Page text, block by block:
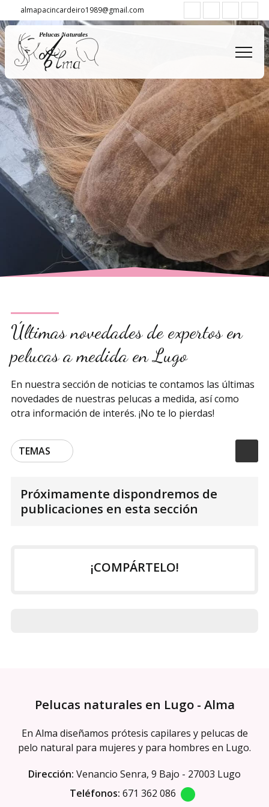
almapacincardeiro1989@gmail.com
Últimas novedades de expertos en
pelucas a medida en Lugo
En nuestra sección de noticias te contamos las últimas
novedades de nuestras pelucas a medida, así como
otra información de interés. ¡No te lo pierdas!
TEMAS
Próximamente dispondremos de
publicaciones en esta sección
¡COMPÁRTELO!
Pelucas naturales en Lugo - Alma
En Alma diseñamos prótesis capilares y pelucas de
pelo natural para mujeres y para hombres en Lugo.
Dirección: Venancio Senra, 9 Bajo - 27003 Lugo
Teléfonos: 671 362 086